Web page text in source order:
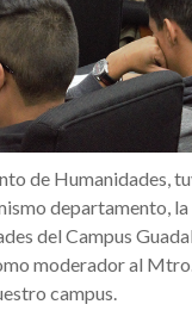
de Humanidades,
departamento,
del Campus
moderador al
campus.